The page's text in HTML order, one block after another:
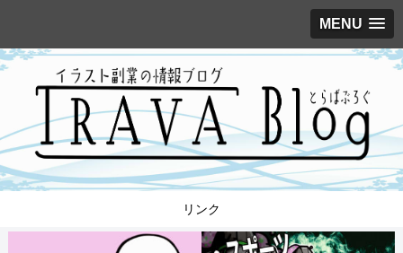
MENU
リンク